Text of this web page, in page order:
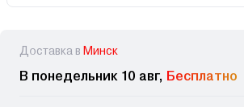
Доставка в Минск
В понедельник 10 авг, Бесплатно